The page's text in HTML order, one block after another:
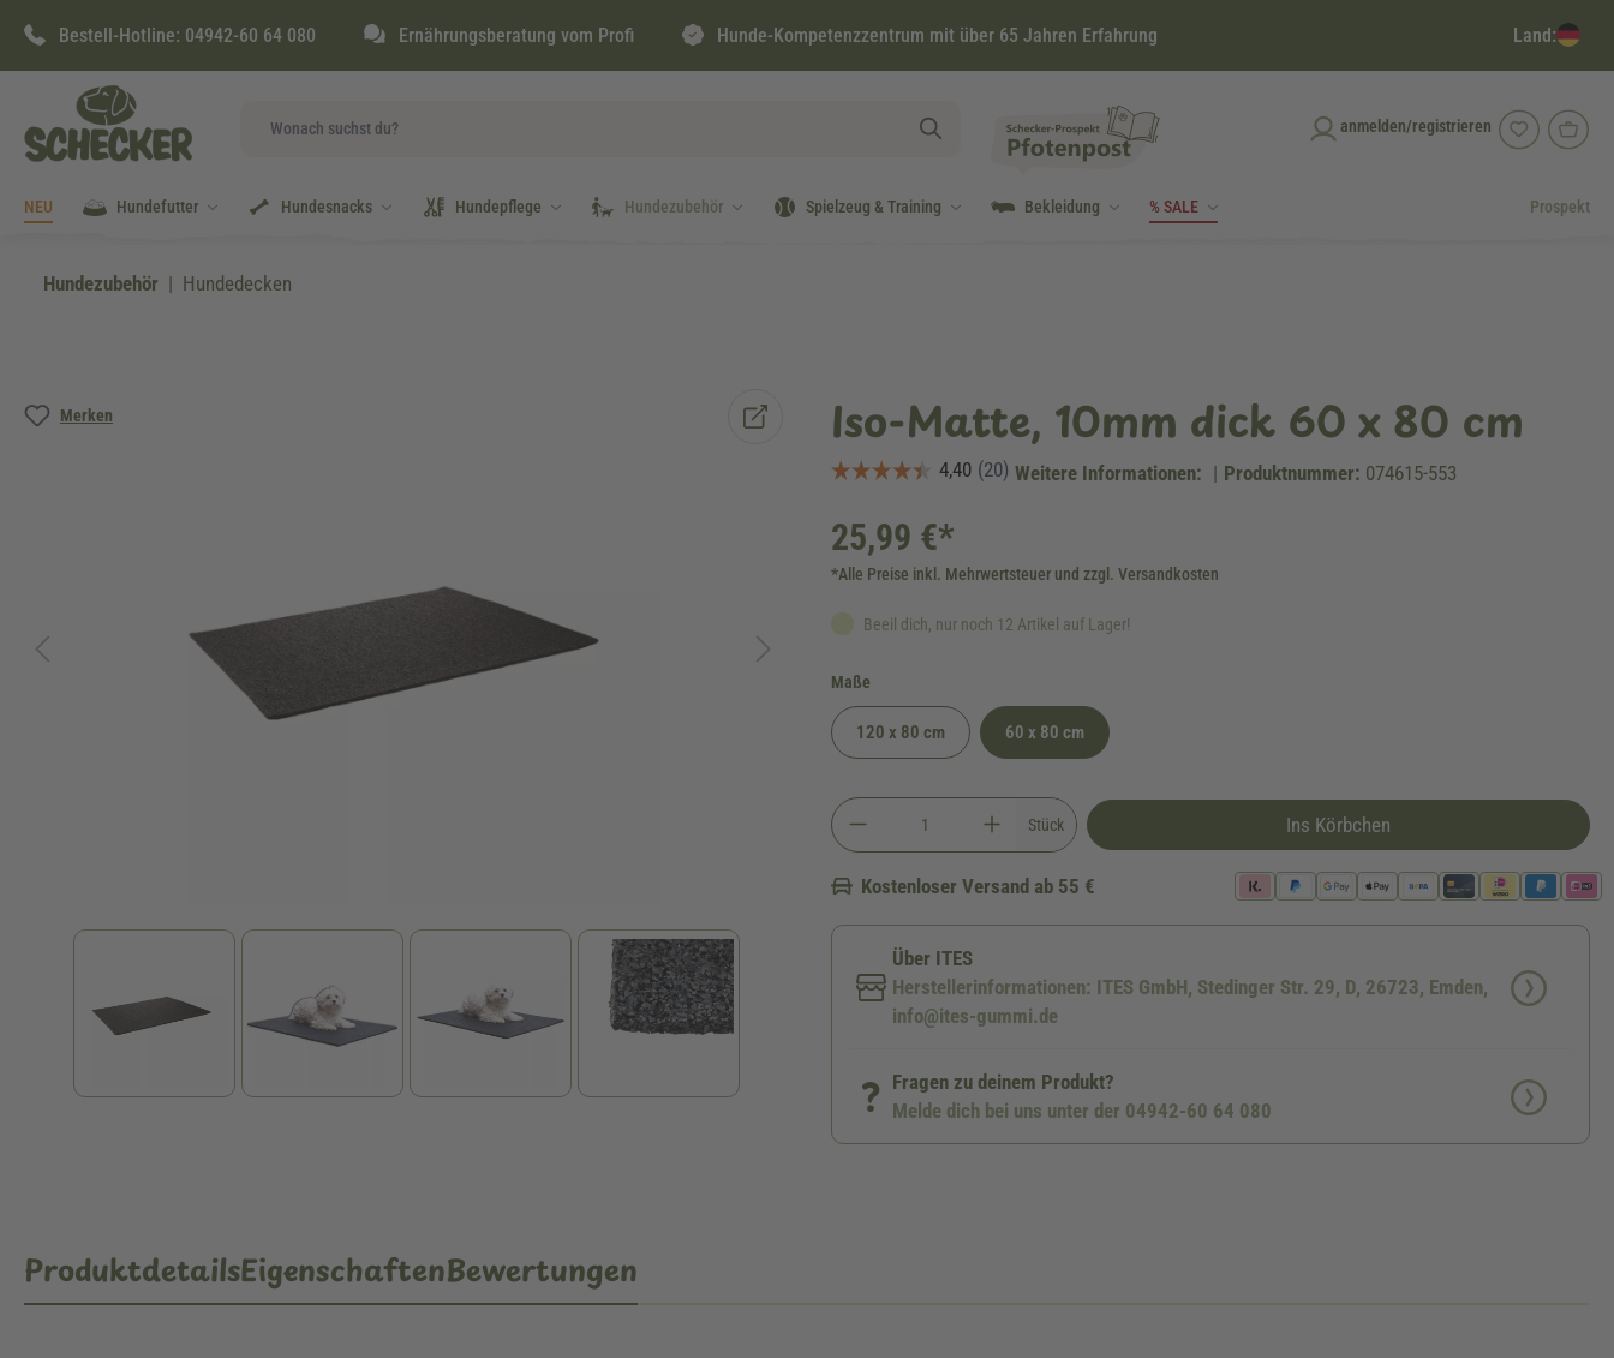
Zur Hauptnavigation springen
Bestell-Hotline: 04942-60 64 080 Ernährungsberatung vom Profi Hunde-Kompetenzzentrum mit über 65 Jahren Erfahrung Land:
anmelden/registrieren
NEU Hundefutter Hundesnacks Hundepflege Hundezubehör Spielzeug & Training Bekleidung % SALE Prospekt
Hundezubehör Hundedecken
Merken
Bildergalerie überspringen Iso-Matte, 10mm dick 60 x 80 cm
Weitere Informationen: | Produktnummer: 074615-553
25,99 €*
*Alle Preise inkl. Mehrwertsteuer und zzgl. Versandkosten
Beeil dich, nur noch 12 Artikel auf Lager!
Maße
120 x 80 cm 60 x 80 cm
Stück Ins Körbchen
Kostenloser Versand ab 55 €
Über ITES
Herstellerinformationen: ITES GmbH, Stedinger Str. 29, D, 26723, Emden,
info@ites-gummi.de
Fragen zu deinem Produkt?
Melde dich bei uns unter der 04942-60 64 080
ProduktdetailsEigenschaftenBewertungen